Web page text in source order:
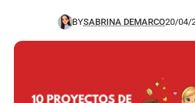
BYSABRINA DEMARCO20/04/